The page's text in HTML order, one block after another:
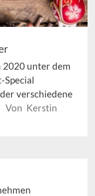
2020 unter dem
Special
verschiedene
Von Kerstin